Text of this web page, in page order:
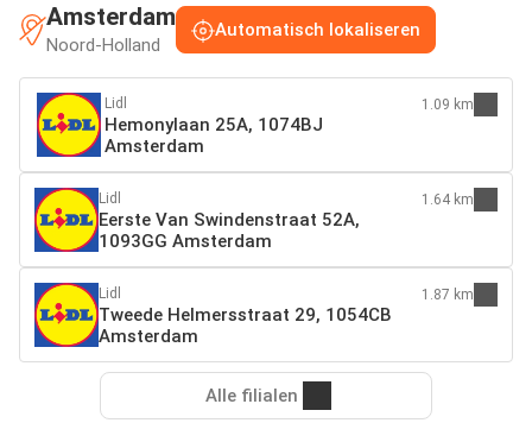
Amsterdam
Noord-Holland
Automatisch lokaliseren
Lidl
Hemonylaan 25A, 1074BJ
Amsterdam
1.09 km
Lidl
Eerste Van Swindenstraat 52A,
1093GG Amsterdam
1.64 km
Lidl
Tweede Helmersstraat 29, 1054CB
Amsterdam
1.87 km
Alle filialen